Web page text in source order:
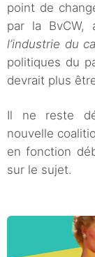
point de
par la BvCW,
l’industrie du
politiques du
devrait plus
Il ne reste
nouvelle
en fonction
sur le sujet.